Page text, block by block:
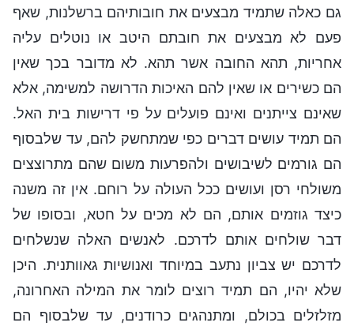
גם כאלה שתמיד מבצעים את חובותיהם ברשלנות, שאף
פעם לא מבצעים את חובתם היטב או נוטלים עליה
אחריות, תהא החובה אשר תהא. לא מדובר בכך שאין
הם כשירים או שאין להם האיכות הדרושה למשימה, אלא
שאינם צייתנים ואינם פועלים על פי דרישות בית האל.
הם תמיד עושים דברים כפי שמתחשק להם, עד שלבסוף
הם גורמים לשיבושים ולהפרעות משום שהם מתרוצצים
משולחי רסן ועושים ככל העולה על רוחם. אין זה משנה
כיצד גוזמים אותם, הם לא מכים על חטא, ובסופו של
דבר שולחים אותם לדרכם. לאנשים האלה שנשלחים
לדרכם יש צביון נתעב במיוחד ואנושיות גאוותנית. היכן
שלא יהיו, הם תמיד רוצים לומר את המילה האחרונה,
מזלזלים בכולם, ומתנהגים כרודנים, עד שלבסוף הם